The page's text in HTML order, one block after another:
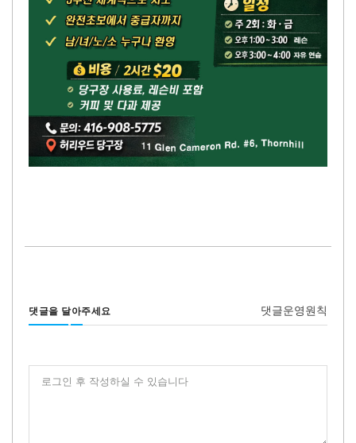
댓글을 달아주세요 댓글운영원칙
로그인 후 작성하실 수 있습니다